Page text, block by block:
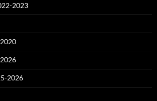
2023
2026